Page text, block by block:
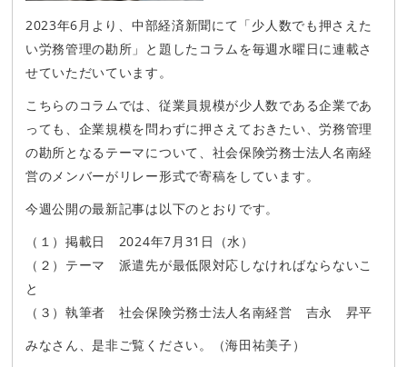
2023年6 月より、 中部経済新聞にて「少人数でも押さえた
い労務管理の勘所」と題したコラムを毎週水曜日に連載さ
せていただいています。
こちらのコラムでは、従業員規模が少人数である企業であ
っても、企業規模を問わずに押さえておきたい、労務管理
の勘所となるテーマについて、社会保険労務士法人 名南経
営のメンバーがリレー形式で寄稿をしています。
今週公開の最新記事は以下のとおりです。
（１）掲載日 2024年7月31日（水）
（２）テーマ 派遣先が最低限対応しなければならないこ
と
（３）執筆者 社会保険労務士法人名南経営 吉永 昇平
みなさん、是非ご覧ください。（海田祐美子）